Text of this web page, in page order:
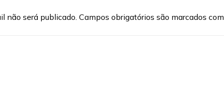
não será publicado. Campos obrigatórios são marcados com